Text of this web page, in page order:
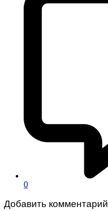
0
Добавить комментарий